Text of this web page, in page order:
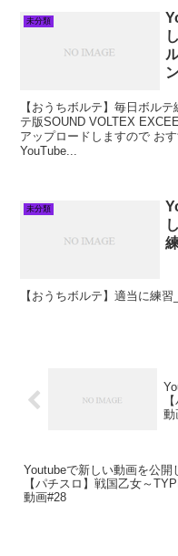
未分類
【おうちボルテ】毎日ボル
テ版SOUND VOLTEX
アップロードしますので お
YouTube...
未分類
【おうちボルテ】適当に練
動
Youtubeで新しい動画を公開
【パチスロ】戦国乙女～
動画#28